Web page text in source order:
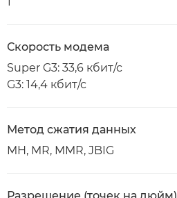
Скорость модема
Super G3: 33,6 кбит/с
G3: 14,4 кбит/с
Метод сжатия данных
MH, MR, MMR, JBIG